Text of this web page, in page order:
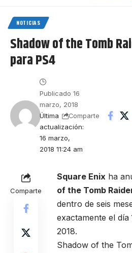
NOTICIAS
Shadow of the Tomb
para PS4
Última
actualización:
16 marzo,
2018 11:24 am
Publicado 16
marzo, 2018
Comparte
Comparte
Square Enix ha
of the Tomb
dentro de seis
exactamente el día
2018.
Shadow of the